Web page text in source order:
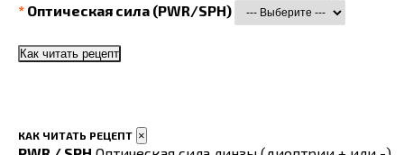
Оптическая сила (PWR/SPH)
Как читать рецепт
КАК ЧИТАТЬ РЕЦЕПТ ×